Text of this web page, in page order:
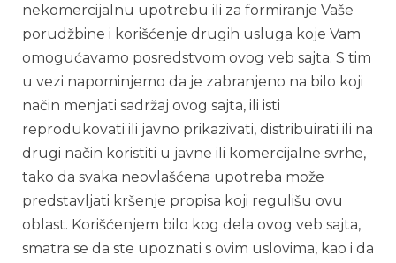
nekomercijalnu upotrebu ili za formiranje Vaše
porudžbine i korišćenje drugih usluga koje Vam
omogućavamo posredstvom ovog veb sajta. S tim
u vezi napominjemo da je zabranjeno na bilo koji
način menjati sadržaj ovog sajta, ili isti
reprodukovati ili javno prikazivati, distribuirati ili na
drugi način koristiti u javne ili komercijalne svrhe,
tako da svaka neovlašćena upotreba može
predstavljati kršenje propisa koji regulišu ovu
oblast. Korišćenjem bilo kog dela ovog veb sajta,
smatra se da ste upoznati s ovim uslovima, kao i da